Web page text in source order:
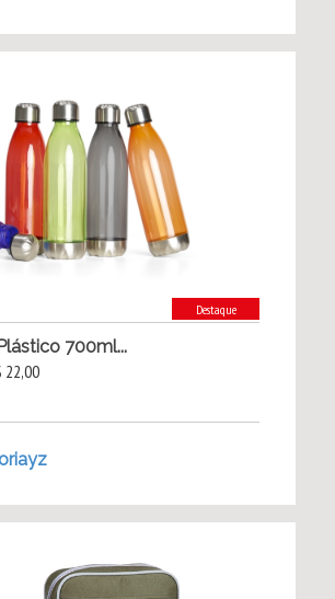
Destaque
700ml...
22,00